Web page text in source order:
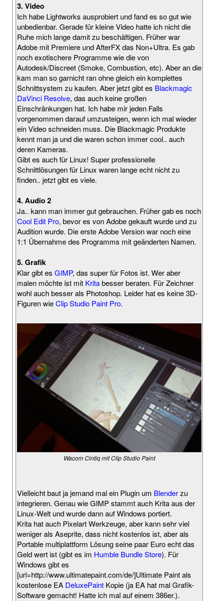
3. Video
Ich habe Lightworks ausprobiert und fand es so gut wie
unbedienbar. Gerade für kleine Video hatte ich nicht die
Ruhe mich lange damit zu beschäftigen. Früher war
Adobe mit Premiere und AfterFX das Non+Ultra. Es gab
noch exotischere Programme wie die von
Autodesk/Discreet (Smoke, Combustion, etc). Aber an die
kam man so garnicht ran ohne gleich ein komplettes
Schnittsystem zu kaufen. Aber jetzt gibt es Blackmagic
DaVinci Resolve, das auch keine großen
Einschränkungen hat. Ich habe mir jeden Falls
vorgenommen darauf umzusteigen, wenn ich mal wieder
ein Video schneiden muss. Die Blackmagic Produkte
kennt man ja und die waren schon immer cool.. auch
deren Kameras.
Gibt es auch für Linux! Super professionelle
Schnittlösungen für Linux waren lange echt nicht zu
finden.. jetzt gibt es viele.
4. Audio 2
Ja.. kann man immer gut gebrauchen. Früher gab es noch
Cool Edit Pro, bevor es von Adobe gekauft wurde und zu
Audition wurde. Die erste Adobe Version war noch eine
1:1 Übernahme des Programms mit geänderten Namen.
5. Grafik
Klar gibt es GIMP, das super für Fotos ist. Wer aber
malen möchte ist mit Kritabesser beraten. Für Zeichner
wohl auch besser als Photoshop. Leider hat es keine 3D-
Figuren wieClip Studio Paint Pro.
Wacom Cintiq mit Clip Studio Paint
Vielleicht baut ja jemand mal ein Plugin um Blenderzu
integrieren. Genau wie GIMP stammt auch Krita aus der
Linux-Welt und wurde dann auf Windows portiert.
Krita hat auch Pixelart Werkzeuge, aber kann sehr viel
weniger als Aseprite, dass nicht kostenlos ist, aber als
Portable multiplattform Lösung seine paar Euro echt das
Geld wert ist (gibt es im Humble Bundle Store). Für
Windows gibt es
[url=http://www.ultimatepaint.com/de/]Ultimate Paint als
kostenlose EA DeluxePaint Kopie (ja EA hat mal Grafik-
Software gemacht! Hatte ich mal auf einem 386er.).